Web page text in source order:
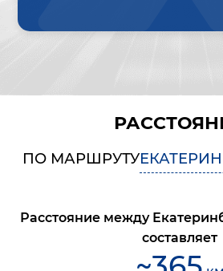
ПО МАРШРУТУ
Расстояние между
составляет